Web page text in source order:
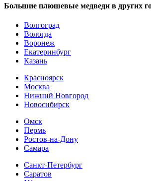
Большие плюшевые медведи в других
Волгоград
Вологда
Воронеж
Екатеринбург
Казань
Красноярск
Москва
Нижний Новгород
Новосибирск
Омск
Пермь
Ростов-на-Дону
Самара
Санкт-Петербург
Саратов